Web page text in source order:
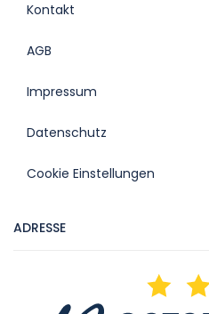
Kontakt
AGB
Impressum
Datenschutz
Cookie Einstellungen
ADRESSE